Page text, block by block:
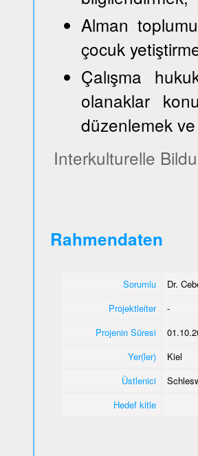
Alman
çocuk
Çalışma
olanaklar
düzenlemek
Interkulturelle
Rahmendaten
Sorumlu
Dr.
Projektleiter
-
Projenin Süresi
Yer(ler)
Kiel
Üstlenici
Hedef kitle